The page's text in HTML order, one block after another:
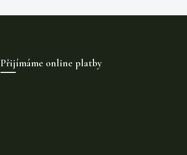
Přijímáme online platby